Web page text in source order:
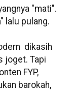
"mati".
lalu pulang.
dikasih
joget. Tapi
FYP,
barokah,